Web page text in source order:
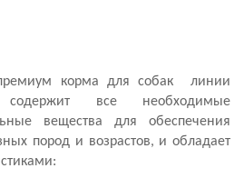
корма для собак линии
все необходимые
вещества для обеспечения
пород и возрастов, и обладает